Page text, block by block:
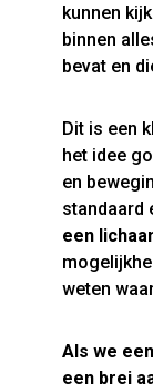
kunnen
binnen
bevat en
Dit is een
het idee
en
standaard
een
weten
Als we
een brei